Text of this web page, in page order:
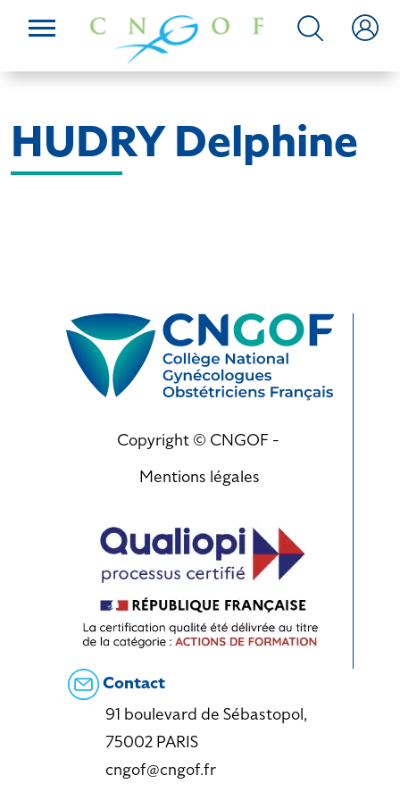
HUDRY Delphine
Copyright © CNGOF -
Mentions légales
Contact
91 boulevard de Sébastopol,
75002 PARIS
cngof@cngof.fr